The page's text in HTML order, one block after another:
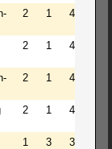
2 1 4
2 1 4
2 1 4
2 1 4
1 3 3